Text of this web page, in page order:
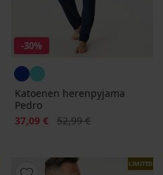
-30%
Katoenen herenpyjama
Pedro
Korting
37,09 € Oorspronkelijke prijs
52,99 €
LIMITED